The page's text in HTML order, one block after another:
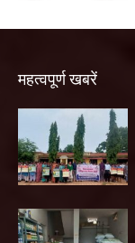
महत्वपूर्ण खबरें